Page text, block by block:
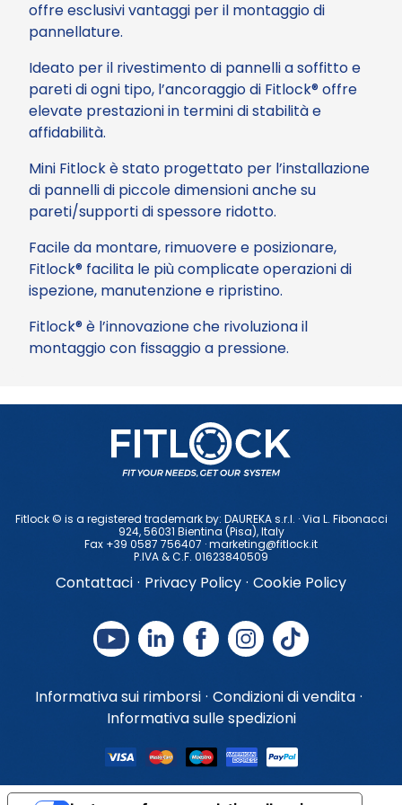
offre esclusivi vantaggi per il montaggio di
pannellature.
Ideato per il rivestimento di pannelli a soffitto e
pareti di ogni tipo, l’ancoraggio di Fitlock® offre
elevate prestazioni in termini di stabilità e
affidabilità.
Mini Fitlock è stato progettato per l’installazione
di pannelli di piccole dimensioni anche su
pareti/supporti di spessore ridotto.
Facile da montare, rimuovere e posizionare,
Fitlock® facilita le più complicate operazioni di
ispezione, manutenzione e ripristino.
Fitlock® è l’innovazione che rivoluziona il
montaggio con fissaggio a pressione.
Fitlock © is a registered trademark by: DAUREKA s.r.l. · Via L. Fibonacci
924, 56031 Bientina (Pisa), ltaly
Fax +39 0587 756407 ·marketing@fitlock.it
P.IVA & C.F. 01623840509
Contattaci · Privacy Policy · Cookie Policy
Informativa sui rimborsi · Condizioni di vendita ·
Informativa sulle spedizioni